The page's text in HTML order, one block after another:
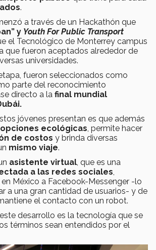
.
a través de un Hackathón que
y Youth For Public Transport
el Tecnológico de Monterrey campus
que fueron aceptados alrededor de
universidades.
fueron seleccionados como
parte del reconocimiento
directo a la final mundial
jóvenes presentan es que además
opciones ecológicas , permite hacer
de costos y brinda diversas
mismo viaje.
asistente virtual , que es una
a las redes sociales
México a Facebook-Messenger -lo
a una gran cantidad de usuarios- y de
el contacto con un robot.
desarrollo es la tecnología que se
términos sean entendidos por el